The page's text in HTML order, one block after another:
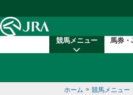
競馬メニュー 馬券
ホーム > 競馬メニュー